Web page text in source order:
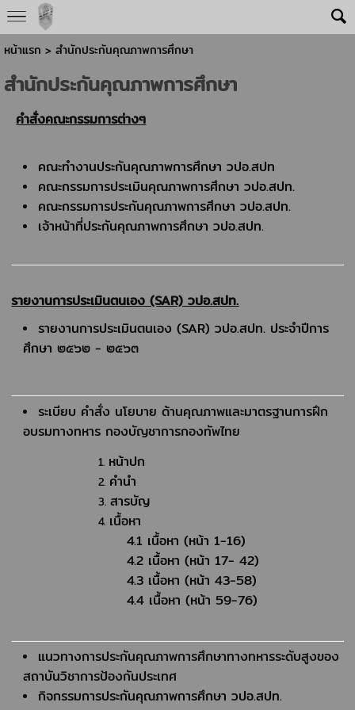
หน้าแรก > สำนักประกันคุณภาพการศึกษา
สำนักประกันคุณภาพการศึกษา
คำสั่งคณะกรรมการต่างๆ
คณะทำงานประกันคุณภาพการศึกษา วปอ.สปท
คณะกรรมการประเมินคุณภาพการศึกษา วปอ.สปท.
คณะกรรมการประกันคุณภาพการศึกษา วปอ.สปท.
เจ้าหน้าที่ประกันคุณภาพการศึกษา วปอ.สปท.
รายงานการประเมินตนเอง (SAR) วปอ.สปท.
รายงานการประเมินตนเอง (SAR) วปอ.สปท. ประจำปีการ
ศึกษา ๒๕๖๒ - ๒๕๖๓
ระเบียบ คำสั่ง นโยบาย ด้านคุณภาพและมาตรฐานการฝึก
อบรมทางทหาร กองบัญชาการกองทัพไทย
หน้าปก
คำนำ
สารบัญ
เนื้อหา
4.1 เนื้อหา (หน้า 1-16)
4.2 เนื้อหา (หน้า 17- 42)
4.3 เนื้อหา (หน้า 43-58)
4.4 เนื้อหา (หน้า 59-76)
แนวทางการประกันคุณภาพการศึกษาทางทหารระดับสูงของ
สถาบันวิชาการป้องกันประเทศ
กิจกรรมการประกันคุณภาพการศึกษา วปอ.สปท.